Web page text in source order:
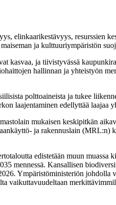
elinkaarikestävyys, resurssien
ja kulttuuriympäristön
ja tiivistyvässä
hallinnan ja yhteistyön
polttoaineista ja tukee
laajentaminen edellyttää laajaa
mukaisen keskipitkän
ja rakennuslain (MRL:n)
edistetään muun muassa
mennessä. Kansallisen
Ympäristöministeriön johdolla
vaikuttavuudeltaan